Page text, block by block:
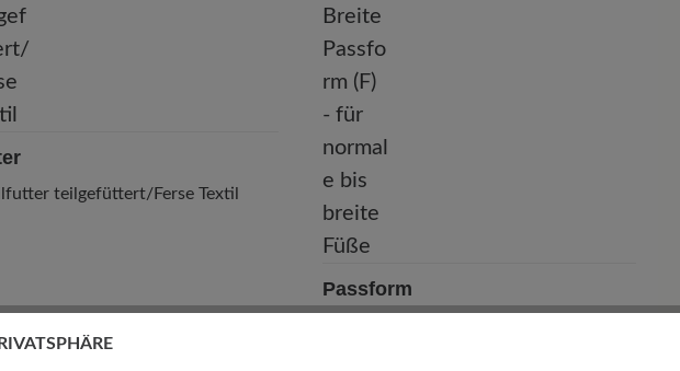
teilgefüttert/Ferse Textil
Passform